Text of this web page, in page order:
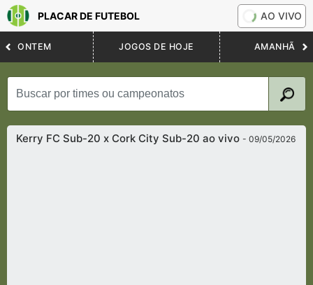
PLACAR DE FUTEBOL AO VIVO
ONTEM JOGOS DE HOJE AMANHÃ
Kerry FC Sub-20 x Cork City Sub-20 ao vivo- 09/05/2026